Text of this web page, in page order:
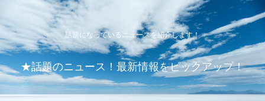
話題になっているニュースを紹介します！
★話題のニュース！最新情報をピックアップ！